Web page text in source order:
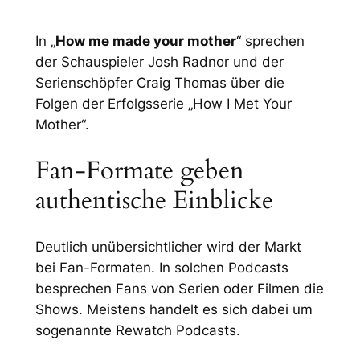
In „How me made your mother“ sprechen
der Schauspieler Josh Radnor und der
Serienschöpfer Craig Thomas über die
Folgen der Erfolgsserie „How I Met Your
Mother“.
Fan-Formate geben
authentische Einblicke
Deutlich unübersichtlicher wird der Markt
bei Fan-Formaten. In solchen Podcasts
besprechen Fans von Serien oder Filmen die
Shows. Meistens handelt es sich dabei um
sogenannte Rewatch Podcasts.